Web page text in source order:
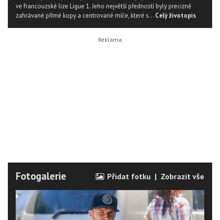
ve francouzské lize Ligue 1. Jeho největší předností byly precizně
zahrávané přímé kopy a centrované míče, které s... Celý životopis
Fotogalerie Přidat fotku | Zobrazit vše